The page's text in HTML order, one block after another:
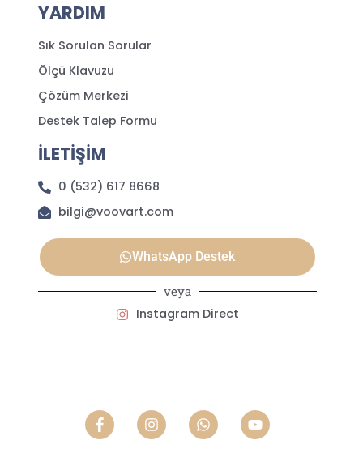
YARDIM
Sık Sorulan Sorular
Ölçü Klavuzu
Çözüm Merkezi
Destek Talep Formu
İLETİŞİM
0 (532) 617 8668
bilgi@voovart.com
WhatsApp Destek
veya
Instagram Direct